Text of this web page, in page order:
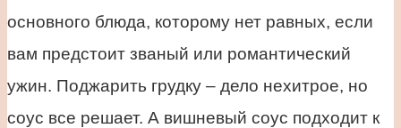
основного блюда, которому нет равных, если
вам предстоит званый или романтический
ужин. Поджарить грудку – дело нехитрое, но
соус все решает. А вишневый соус подходит к